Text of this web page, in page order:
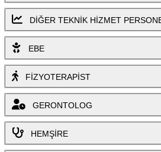
DİĞER TEKNİK HİZMET
EBE
FİZYOTERAPİST
GERONTOLOG
HEMŞİRE